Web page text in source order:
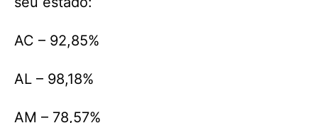
AC – 92,85%
AL – 98,18%
AM – 78,57%